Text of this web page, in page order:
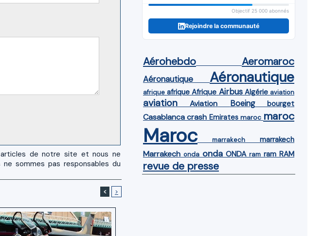
de notre site et nous ne
sommes pas responsables du
< >
Objectif 25 000 abonnés
Rejoindre la communauté
Aérohebdo Aeromaroc
Aéronautique Aéronautique
afrique afrique Afrique Airbus Algérie aviation
aviation Aviation Boeing bourget
Casablanca crash Emirates maroc maroc
Maroc marrakech marrakech
Marrakech onda onda ONDA ram ram RAM
revue de presse